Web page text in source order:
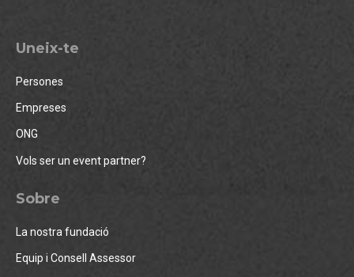
Uneix-te
Persones
Empreses
ONG
Vols ser un event partner?
Sobre
La nostra fundació
Equip i Consell Assessor